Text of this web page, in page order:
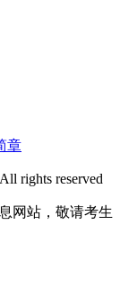
章
rights reserved
网站，敬请考生